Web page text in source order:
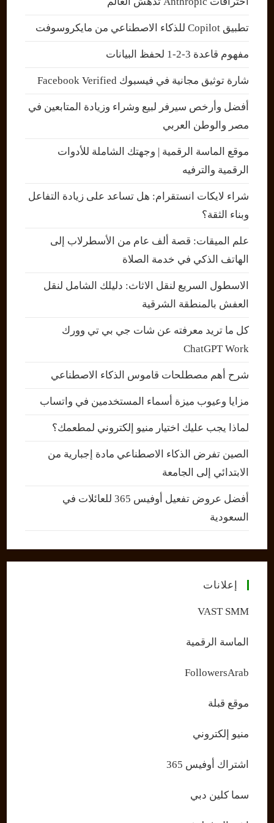
تطبيق Copilot للذكاء الاصطناعي من مايكروسوفت
مفهوم قاعدة 3-2-1 لحفظ البيانات
شارة توثيق مجانية في فيسبوك Facebook Verified
أفضل وأرخص سيرفر لبيع وشراء وزيادة المتابعين في
مصر والوطن العربي
موقع الماسة الرقمية | وجهتك الشاملة للأدوات
الرقمية والترفيه
شراء لايكات انستقرام: هل تساعد على زيادة التفاعل
وبناء الثقة؟
علم الميقات: قصة ألف عام من الأسطرلاب إلى
الهاتف الذكي في خدمة الصلاة
الاسطول السريع لنقل الاثاث: دليلك الشامل لنقل
العفش بالمنطقة الشرقية
كل ما تريد معرفته عن شات جي بي تي وورك
ChatGPT Work
شرح أهم مصطلحات قاموس الذكاء الاصطناعي
مزايا وعيوب ميزة أسماء المستخدمين في واتساب
لماذا يجب عليك اختيار منيو إلكتروني لمطعمك؟
الصين تفرض الذكاء الاصطناعي مادة إجبارية من
الابتدائي إلى الجامعة
أفضل عروض تفعيل أوفيس 365 للعائلات في
السعودية
إعلانات
VAST SMM
الماسة الرقمية
FollowersArab
موقع قبلة
منيو إلكتروني
اشتراك أوفيس 365
سما كلين دبي